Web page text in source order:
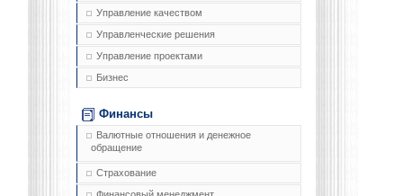
Управление качеством
Управленческие решения
Управление проектами
Бизнес
Финансы
Валютные отношения и денежное
обращение
Страхование